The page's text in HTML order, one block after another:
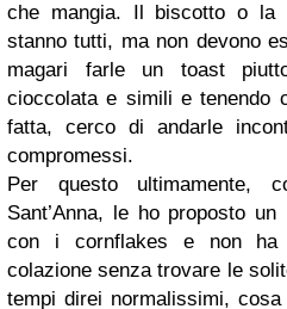
che mangia. Il biscotto o la
stanno tutti, ma non devono
magari farle un toast
cioccolata e simili e tenendo
fatta, cerco di andarle
compromessi.
Per questo ultimamente,
Sant’Anna, le ho proposto
con i cornflakes e non ha
colazione senza trovare le
tempi direi normalissimi,